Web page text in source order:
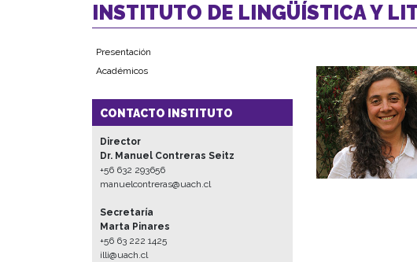
INSTITUTO DE LINGÜÍSTICA Y
Presentación
Académicos
CONTACTO INSTITUTO
Director
Dr. Manuel Contreras Seitz
+56 632 293656
manuelcontreras@uach.cl
Secretaría
Marta Pinares
+56 63 222 1425
illi@uach.cl